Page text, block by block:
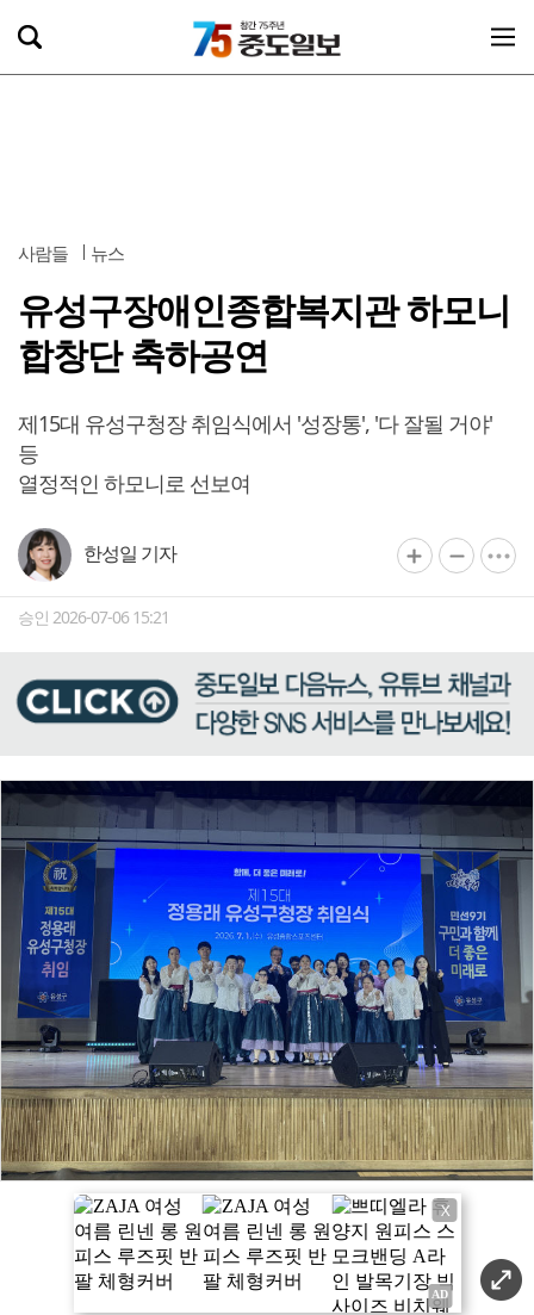
사람들 뉴스
유성구장애인종합복지관 하모니
합창단 축하공연
제15대 유성구청장 취임식에서 '성장통', '다 잘될 거야'
등
열정적인 하모니로 선보여
한성일 기자
승인 2026-07-06 15:21
X